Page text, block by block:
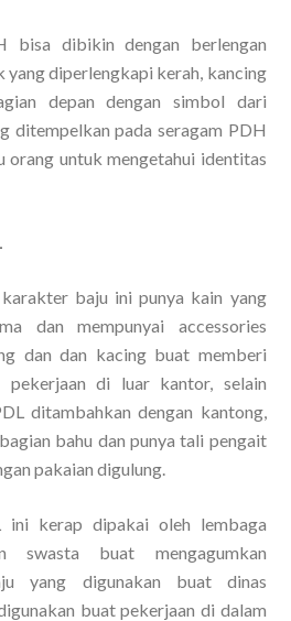
bisa dibikin dengan berlengan
yang diperlengkapi kerah, kancing
depan dengan simbol dari
ditempelkan pada seragam PDH
orang untuk mengetahui identitas
baju ini punya kain yang
dan mempunyai accessories
dan dan kacing buat memberi
pekerjaan di luar kantor, selain
ditambahkan dengan kantong,
bahu dan punya tali pengait
pakaian digulung.
ini kerap dipakai oleh lembaga
swasta buat mengagumkan
yang digunakan buat dinas
buat pekerjaan di dalam